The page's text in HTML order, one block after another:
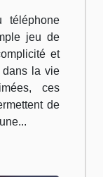
votre
téléphone
jeu de
et
dans la vie
ces
de